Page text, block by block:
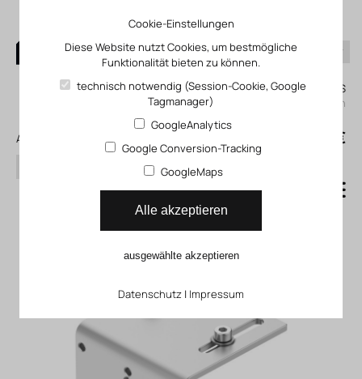
0
Mein KLEFINGHAUS
einloggen
Alle Produkte
Suchen
0,00 €
Befestigungsbausatz FP_01-
50-04-13
Cookie-Einstellungen
Diese Website nutzt Cookies, um bestmögliche
Funktionalität bieten zu können.
technisch notwendig (Session-Cookie, Google
Tagmanager)
GoogleAnalytics
Google Conversion-Tracking
GoogleMaps
Alle akzeptieren
ausgewählte akzeptieren
Datenschutz | Impressum